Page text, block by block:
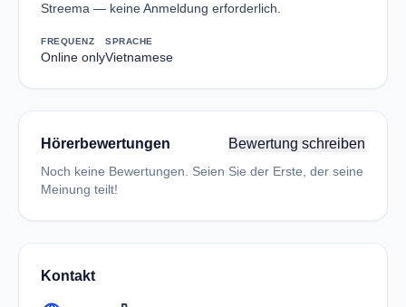
Streema — keine Anmeldung erforderlich.
FREQUENZ
Online only
SPRACHE
Vietnamese
Hörerbewertungen Bewertung schreiben
Noch keine Bewertungen. Seien Sie der Erste, der seine
Meinung teilt!
Kontakt